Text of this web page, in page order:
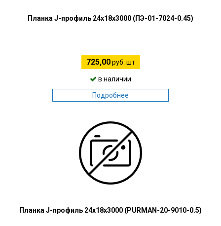
Планка J-профиль 24х18х3000 (ПЭ-01-7024-0.45)
725,00руб. шт
в наличии
Подробнее
Планка J-профиль 24х18х3000 (PURMAN-20-9010-0.5)